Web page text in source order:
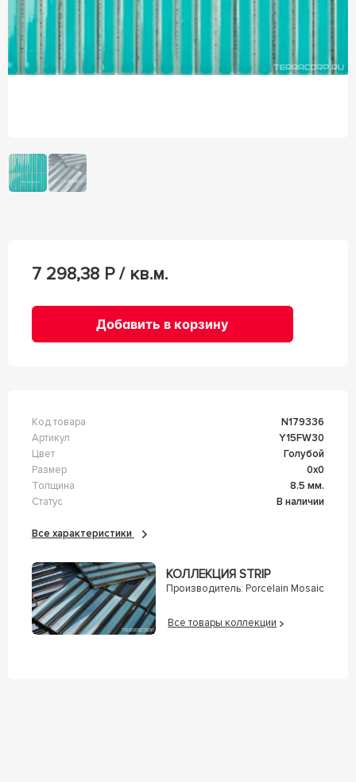
7 298,38 Р / кв.м.
Добавить в корзину
Код товара
n179336
Артикул
Y15FW30
Цвет
Голубой
Размер
0x0
Толщина
8.5 мм.
Статус
В наличии
Все характеристики
КОЛЛЕКЦИЯ STRIP
Производитель: Porcelain Mosaic
Все товары коллекции